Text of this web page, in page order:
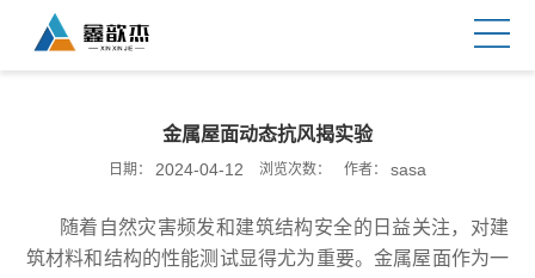
金属屋面动态抗风揭实验
日期： 2024-04-12 浏览次数： 作者： sasa
随着自然灾害频发和建筑结构安全的日益关注，对建
筑材料和结构的性能测试显得尤为重要。金属屋面作为一